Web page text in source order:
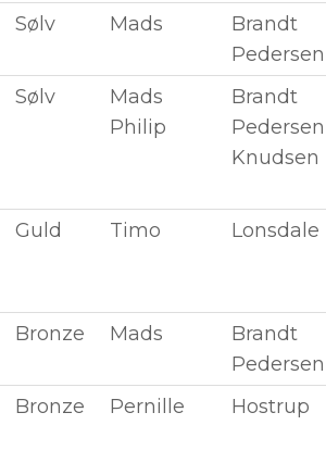
Sølv Mads
Brandt
Pedersen
Sølv
Mads
Philip
Brandt
Pedersen
Knudsen
Guld Timo Lonsdale
Bronze Mads
Brandt
Pedersen
Bronze Pernille Hostrup